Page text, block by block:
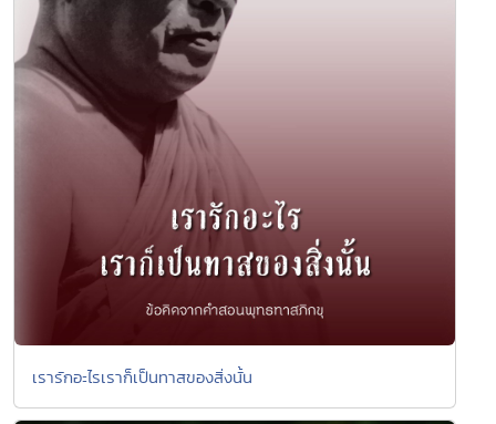
เรารักอะไรเราก็เป็นทาสของสิ่งนั้น